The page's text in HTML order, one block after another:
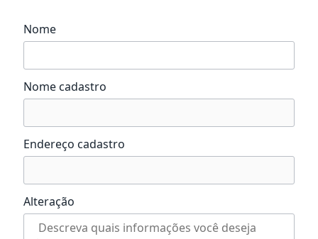
Nome
Nome cadastro
Endereço cadastro
Alteração